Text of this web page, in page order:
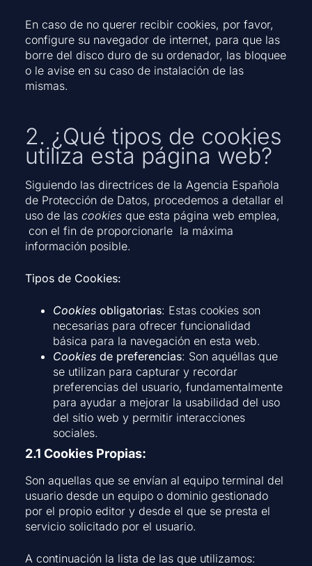
En caso de no querer recibir cookies, por favor,
configure su navegador de internet, para que las
borre del disco duro de su ordenador, las bloquee
o le avise en su caso de instalación de las
mismas.
2. ¿Qué tipos de cookies
utiliza esta página web?
Siguiendo las directrices de la Agencia Española
de Protección de Datos, procedemos a detallar el
uso de las cookiesque esta página web emplea,
con el fin de proporcionarle la máxima
información posible.
Tipos de Cookies:
Cookies obligatorias: Estas cookies son
necesarias para ofrecer funcionalidad
básica para la navegación en esta web.
Cookies de preferencias: Son aquéllas que
se utilizan para capturar y recordar
preferencias del usuario, fundamentalmente
para ayudar a mejorar la usabilidad del uso
del sitio web y permitir interacciones
sociales.
2.1 Cookies Propias:
Son aquellas que se envían al equipo terminal del
usuario desde un equipo o dominio gestionado
por el propio editor y desde el que se presta el
servicio solicitado por el usuario.
A continuación la lista de las que utilizamos: